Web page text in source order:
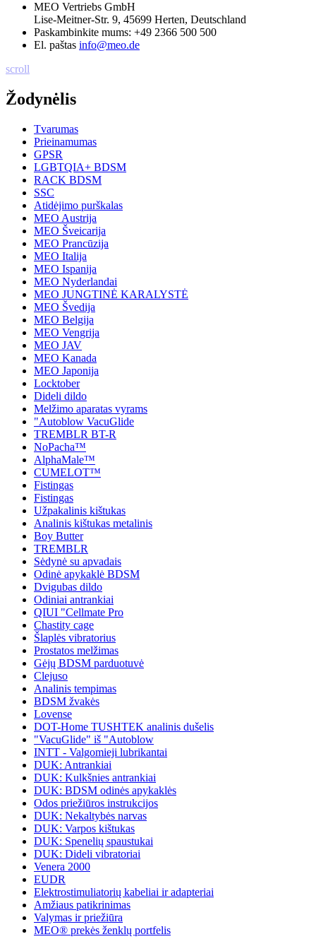
MEO Vertriebs GmbH
Lise-Meitner-Str. 9, 45699 Herten, Deutschland
Paskambinkite mums: +49 2366 500 500
El. paštas info@meo.de
scroll
Žodynėlis
Tvarumas
Prieinamumas
GPSR
LGBTQIA+ BDSM
RACK BDSM
SSC
Atidėjimo purškalas
MEO Austrija
MEO Šveicarija
MEO Prancūzija
MEO Italija
MEO Ispanija
MEO Nyderlandai
MEO JUNGTINĖ KARALYSTĖ
MEO Švedija
MEO Belgija
MEO Vengrija
MEO JAV
MEO Kanada
MEO Japonija
Locktober
Dideli dildo
Melžimo aparatas vyrams
"Autoblow VacuGlide
TREMBLR BT-R
NoPacha™
AlphaMale™
CUMELOT™
Fistingas
Fistingas
Užpakalinis kištukas
Analinis kištukas metalinis
Boy Butter
TREMBLR
Sėdynė su apvadais
Odinė apykaklė BDSM
Dvigubas dildo
Odiniai antrankiai
QIUI "Cellmate Pro
Chastity cage
Šlaplės vibratorius
Prostatos melžimas
Gėjų BDSM parduotuvė
Clejuso
Analinis tempimas
BDSM žvakės
Lovense
DOT-Home TUSHTEK analinis dušelis
"VacuGlide" iš "Autoblow
INTT - Valgomieji lubrikantai
DUK: Antrankiai
DUK: Kulkšnies antrankiai
DUK: BDSM odinės apykaklės
Odos priežiūros instrukcijos
DUK: Nekaltybės narvas
DUK: Varpos kištukas
DUK: Spenelių spaustukai
DUK: Dideli vibratoriai
Venera 2000
EUDR
Elektrostimuliatorių kabeliai ir adapteriai
Amžiaus patikrinimas
Valymas ir priežiūra
MEO® prekės ženklų portfelis